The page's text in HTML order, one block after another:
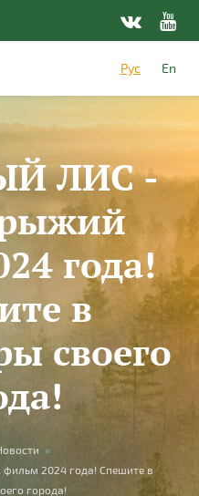
Рус
En
ЛИС -
года!
в
своего
»
2024 года! Спешите в
города!